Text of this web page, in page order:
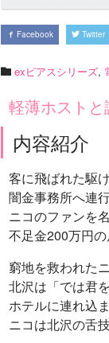
Facebook Twitter
exピアスシリーズ,
軽薄ホスト
内容紹介
客に飛ばれた駆
闇金事務所へ連
ニコのファンを
不足金200万円
窮地を救われた
北沢は「では君
ホテルに連れ込
ニコは北沢の